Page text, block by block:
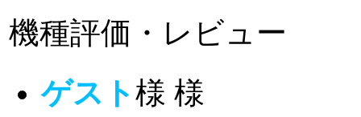
機種評価・レビュー
ゲスト様 様